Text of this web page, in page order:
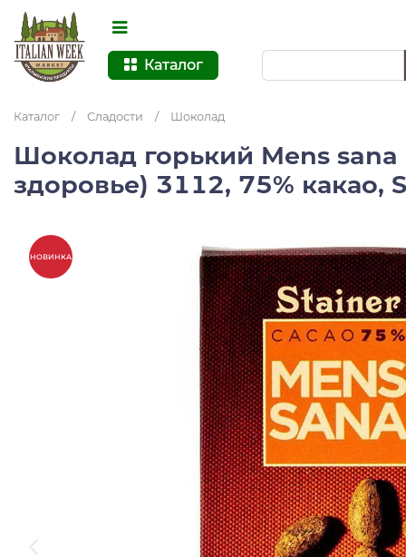
Каталог
Каталог / Сладости / Шоколад
Шоколад горький Mens
здоровье) 3112, 75% какао,
НОВИНКА